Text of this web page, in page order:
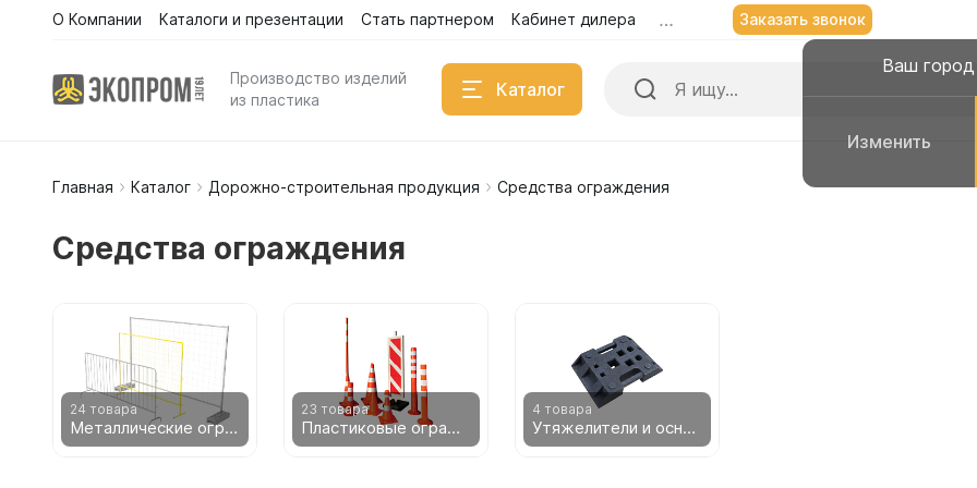
Заказать звонок Казань
Да, всё
Каталог
О Компании Каталоги и презентации Стать партнером Кабинет дилера Заказать звонок
Ваш
Изменить
Производство изделий
из пластика
Каталог
Емкости для воды
Емкости для воды 8000 литров
Емкости для воды 7000 литров
Емкости для воды 6000 литров
Емкости для воды 5500 литров
Емкости для
Главная Каталог Дорожно-строительная продукция Средства ограждения
Средства ограждения
24 товара
Металлические ограждения
23 товара
Пластиковые ограждения
4 товара
Утяжелители и основания